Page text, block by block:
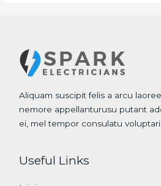
Aliquam suscipit felis a arcu
nemore appellanturusu putant
ei, mel tempor consulatu
Useful Links